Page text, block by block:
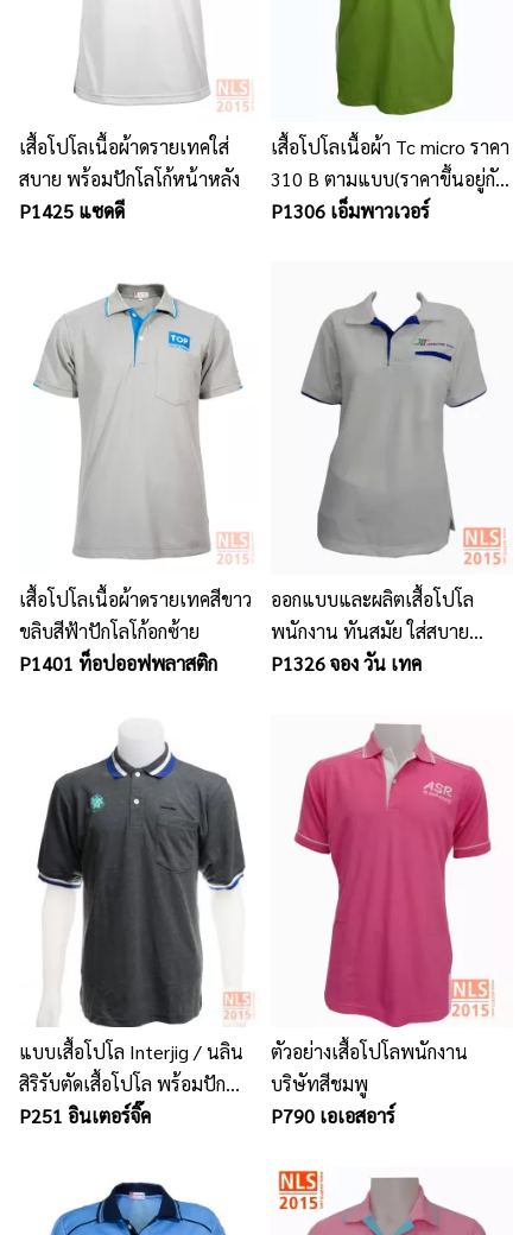
เสื้อโปโลเนื้อผ้าดรายเทคใส่
สบาย พร้อมปักโลโก้หน้าหลัง
P1425 แซดดี
เสื้อโปโลเนื้อผ้า Tc micro ราคา
310 B ตามแบบ(ราคาขึ้นอยู่กับ
จำนวน ขนาดรูปแบบ ปัก และ
P1306 เอ็มพาวเวอร์
เสื้อโปโลเนื้อผ้าดรายเทคสีขาว
ขลิบสีฟ้าปักโลโก้อกซ้าย
P1401 ท็อปออฟพลาสติก
ออกแบบและผลิตเสื้อโปโล
พนักงาน ทันสมัย ใส่สบาย
เหมาะกับองค์กร
P1326 จอง วัน เทค
แบบเสื้อโปโล Interjig / นลิน
สิริรับตัดเสื้อโปโล พร้อมปัก
โลโก้ แหลมฉบัง
P251 อินเตอร์จิ๊ค
ตัวอย่างเสื้อโปโลพนักงาน
บริษัทสีชมพู
P790 เอเอสอาร์